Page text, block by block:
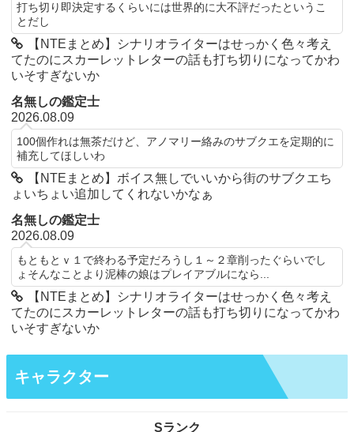
打ち切り即決定するくらいには世界的に大不評だったというこ
とだし
【NTEまとめ】シナリオライターはせっかく色々考え
てたのにスカーレットレターの話も打ち切りになってかわ
いそすぎないか
名無しの鑑定士
2026.08.09
100個作れは無茶だけど、アノマリー絡みのサブクエを定期的に
補充してほしいわ
【NTEまとめ】ボイス無しでいいから街のサブクエち
ょいちょい追加してくれないかなぁ
名無しの鑑定士
2026.08.09
もともとｖ１で終わる予定だろうし１～２章削ったぐらいでし
ょそんなことより泥棒の娘はプレイアブルになら...
【NTEまとめ】シナリオライターはせっかく色々考え
てたのにスカーレットレターの話も打ち切りになってかわ
いそすぎないか
キャラクター
Sランク